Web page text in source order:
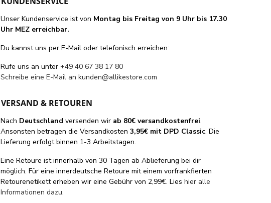
Unser Kundenservice ist von Montag bis Freitag von 9 Uhr bis 17.30
Uhr MEZ erreichbar.
Du kannst uns per E-Mail oder telefonisch erreichen:
Rufe uns an unter+49 40 67 38 17 80
Schreibe eine E-Mail ankunden@allikestore.com
VERSAND & RETOUREN
Nach Deutschland versenden wir ab 80€ versandkostenfrei.
Ansonsten betragen die Versandkosten3,95€ mit DPD Classic. Die
Lieferung erfolgt binnen 1-3 Arbeitstagen.
Eine Retoure ist innerhalb von 30 Tagen ab Ablieferung bei dir
möglich. Für eine innerdeutsche Retoure mit einem vorfrankfierten
Retourenetikett erheben wir eine Gebühr von 2,99€. Lieshier alle
Informationen dazu.